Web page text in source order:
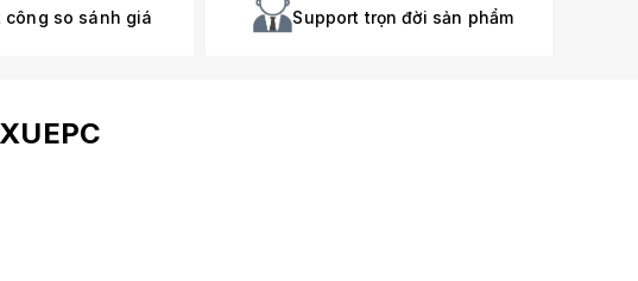
công so sánh giá Support trọn đời sản phẩm